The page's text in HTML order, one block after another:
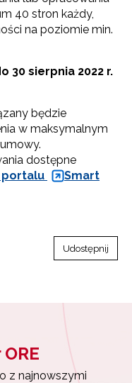
40 stron każdy,
na poziomie min.
30 sierpnia 2022 r.
będzie
w maksymalnym
dostępne
portalu
Smart
Udostępnij
z najnowszymi
moich danych